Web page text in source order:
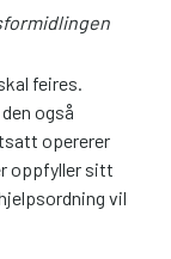
feires.
også
opererer
oppfyller sitt
vil